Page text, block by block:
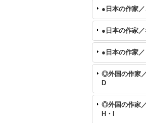
●日本の作家／
●日本の作家
●日本の作家
◎外国の作家
D
◎外国の作家
H・I